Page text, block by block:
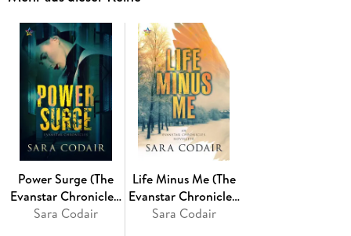
Power Surge (The
Evanstar Chronicles,
#1)
Sara Codair
Life Minus Me (The
Evanstar Chronicles,
#2)
Sara Codair